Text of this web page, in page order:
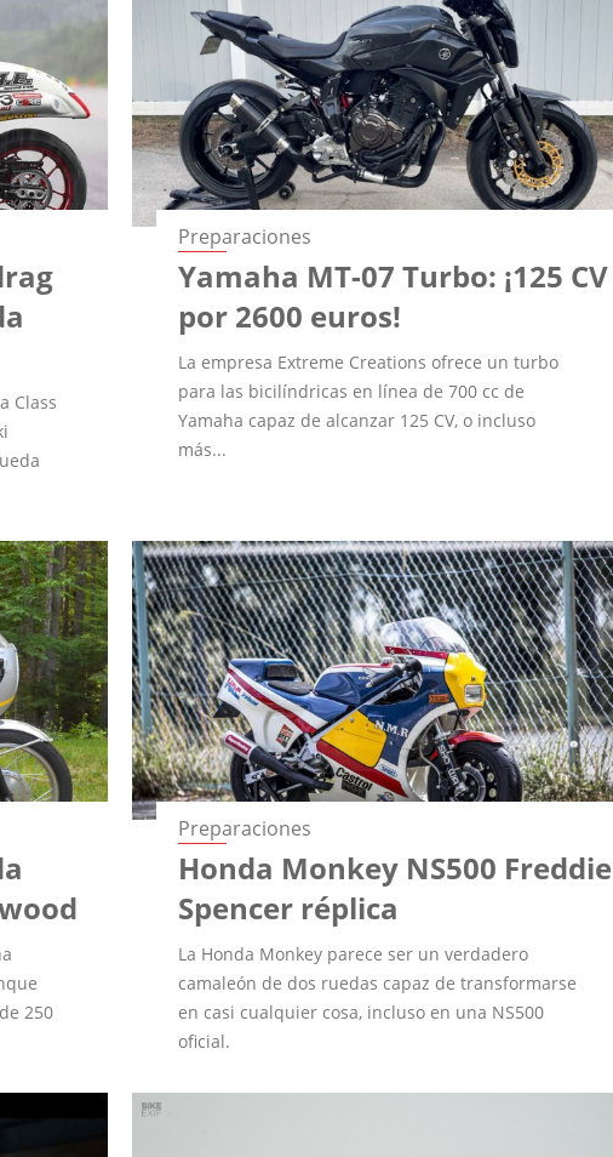
Class
Preparaciones
Yamaha MT-07 Turbo: ¡125 CV
por 2600 euros!
La empresa Extreme Creations ofrece un turbo
para las bicilíndricas en línea de 700 cc de
Yamaha capaz de alcanzar 125 CV, o incluso
más...
250
Preparaciones
Honda Monkey NS500 Freddie
Spencer réplica
La Honda Monkey parece ser un verdadero
camaleón de dos ruedas capaz de transformarse
en casi cualquier cosa, incluso en una NS500
oficial.